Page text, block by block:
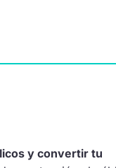
y convertir tu